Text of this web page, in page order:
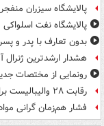
پالایشگاه سیزران
پالایشگاه نفت
بدون تعارف با پدر و
هشدار ارشدترین ژنرال
رونمایی از مختصات
رقابت ۲۸ والیبالیست برای حضور در فهرست نهایی تیم ملی
فشار هم‌زمان گرانی